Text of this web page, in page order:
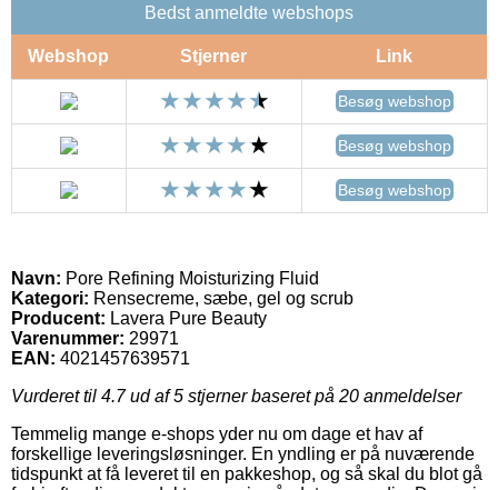
Bedst anmeldte webshops
Webshop Stjerner Link
Besøg webshop
Besøg webshop
Besøg webshop
Navn: Pore Refining Moisturizing Fluid
Kategori: Rensecreme, sæbe, gel og scrub
Producent: Lavera Pure Beauty
Varenummer: 29971
EAN: 4021457639571
Vurderet til 4.7ud af 5 stjerner baseret på 20 anmeldelser
Temmelig mange e-shops yder nu om dage et hav af
forskellige leveringsløsninger. En yndling er på nuværende
tidspunkt at få leveret til en pakkeshop, og så skal du blot gå